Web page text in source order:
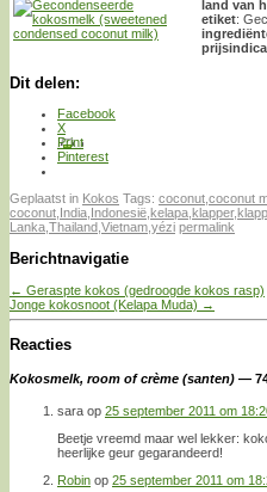
land van
etiket:
Dit delen:
Facebook
X
Print
Pinterest
Geplaatst in Kokos Tags: coconut,coconut
coconut, India, Indonesië,kelapa,klapper,
Lanka,Thailand,Vietnam,yézi permalink
Berichtnavigatie
← Geraspte kokos (gedroogde kokos rasp)
Jonge kokosnoot (Kelapa Muda) →
Reacties
Kokosmelk, room of crème (santen) —
sara op 25 september 2011 om
Beetje vreemd maar wel lekker:
heerlijke geur gegarandeerd!
Robin op 25 september 2011 om